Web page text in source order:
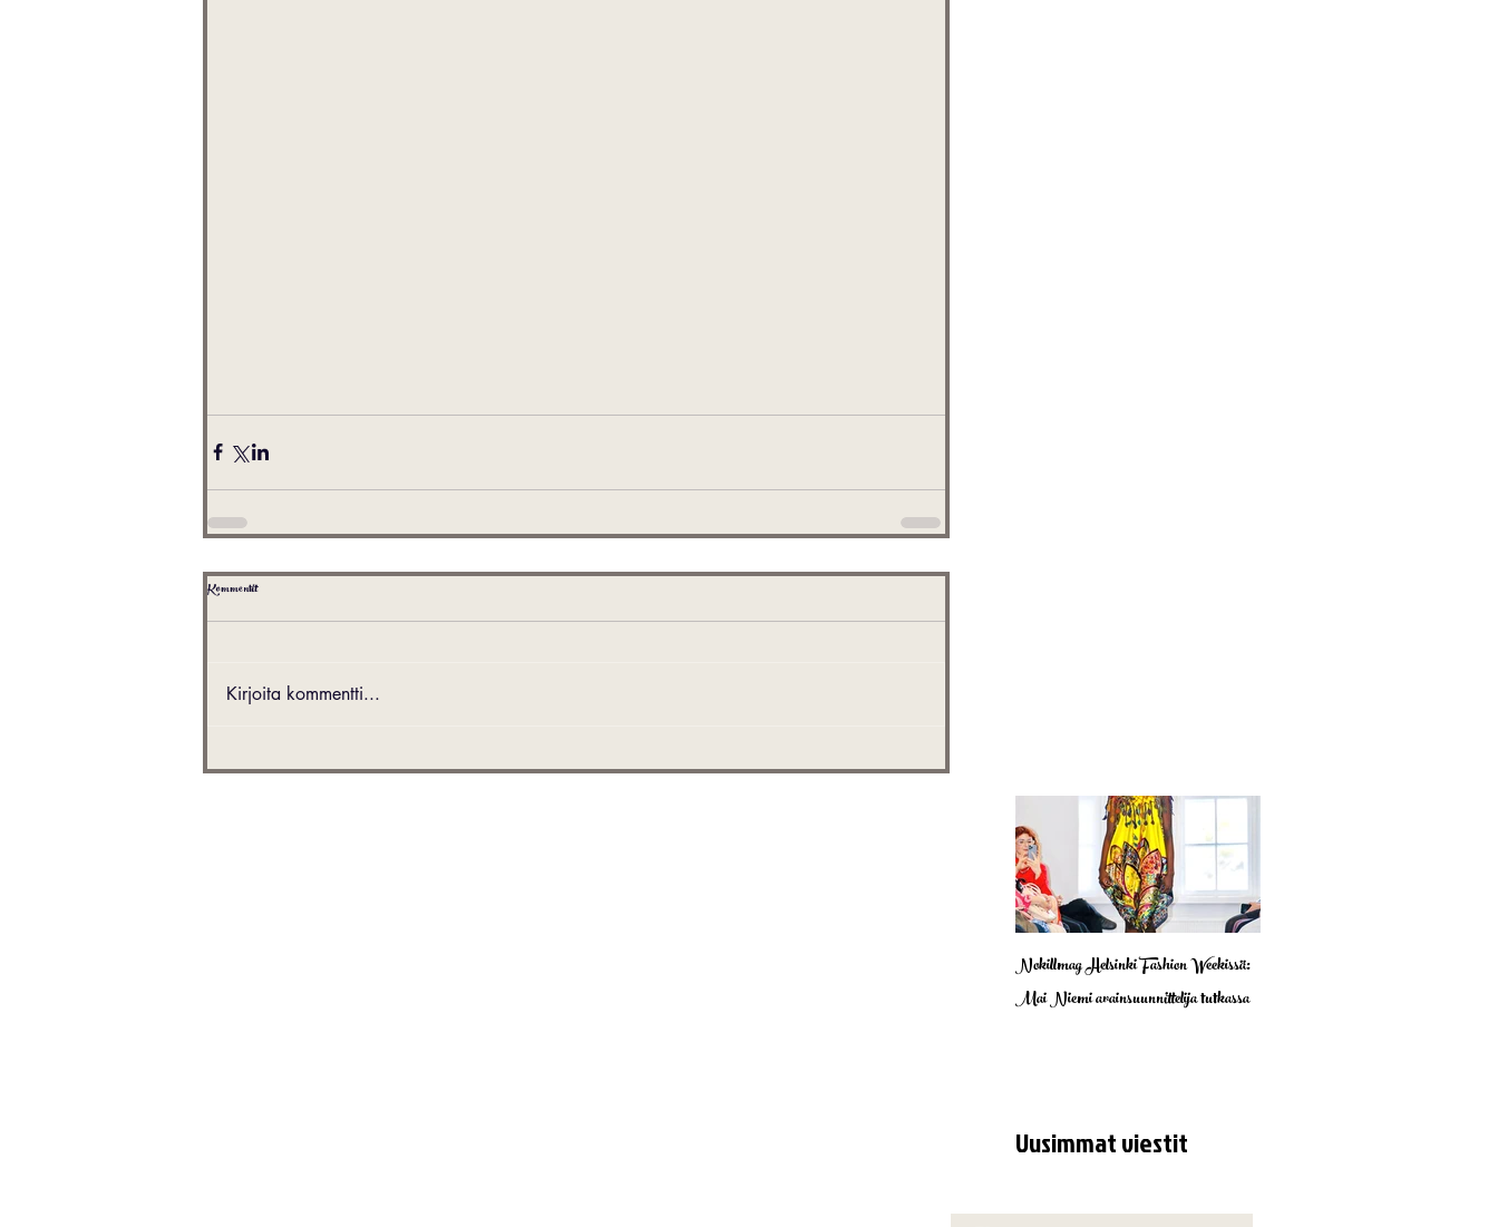
Kommentit
Kirjoita kommentti...
Nokillmag Helsinki Fashion Weekissä:
Mai Niemi avainsuunnittelija tutkassa
Uusimmat viestit